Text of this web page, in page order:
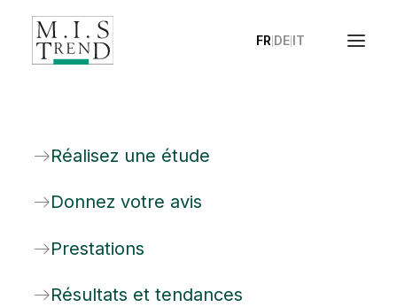
FR DE IT
Réalisez une étude
Donnez votre avis
Prestations
Résultats et tendances
Discutons ensemble de vos objectifs…